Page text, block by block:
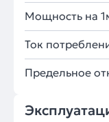
Мощность на
Ток
Предельное